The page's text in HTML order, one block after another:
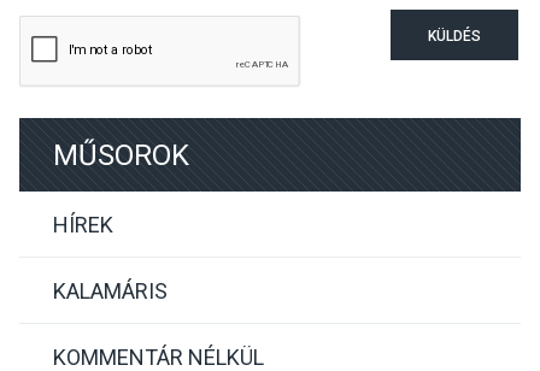
KÜLDÉS
MŰSOROK
HÍREK
KALAMÁRIS
KOMMENTÁR NÉLKÜL